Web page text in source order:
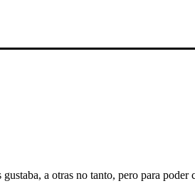
a otras no tanto, pero para poder